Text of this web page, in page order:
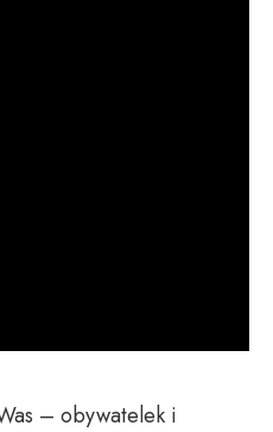
– obywatelek i